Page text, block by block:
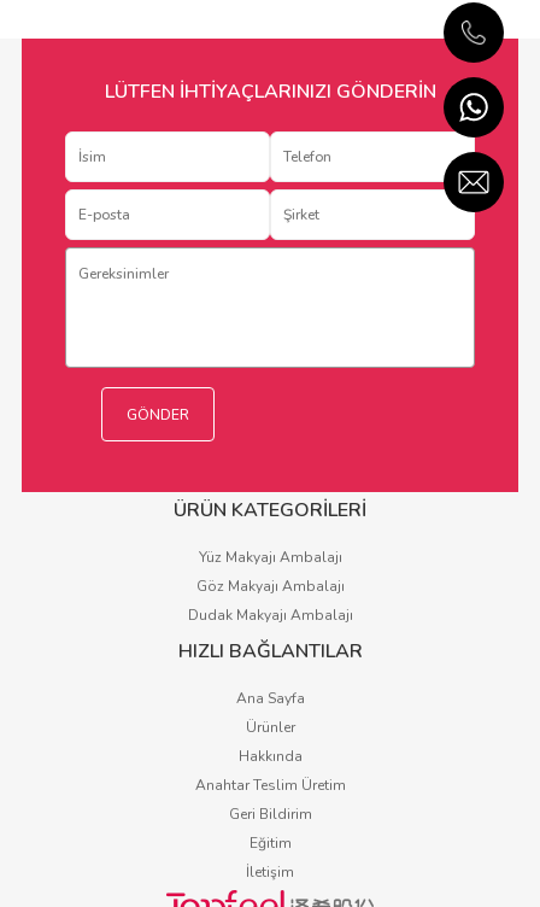
LÜTFEN İHTİYAÇLARINIZI GÖNDERİN
ÜRÜN KATEGORİLERİ
Yüz Makyajı Ambalajı
Göz Makyajı Ambalajı
Dudak Makyajı Ambalajı
HIZLI BAĞLANTILAR
Ana Sayfa
Ürünler
Hakkında
Anahtar Teslim Üretim
Geri Bildirim
Eğitim
İletişim